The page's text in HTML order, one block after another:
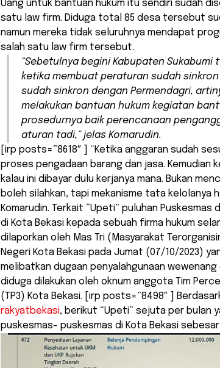
Uang untuk bantuan hukum itu sendiri sudah
satu law firm. Diduga total 85 desa tersebut
namun mereka tidak seluruhnya mendapat
salah satu law firm tersebut.
“Sebetulnya begini Kabupaten Sukabumi
ketika membuat peraturan sudah sinkron
sudah sinkron dengan Permendagri,
melakukan bantuan hukum kegiatan
prosedurnya baik perencanaan
aturan tadi,” jelas Komarudin.
[irp posts=”8618″ ] “Ketika anggaran sudah
proses pengadaan barang dan jasa. Kemudian
kalau ini dibayar dulu kerjanya mana. Bukan
boleh silahkan, tapi mekanisme tata kelolanya
Komarudin. Terkait “Upeti” puluhan Puskesmas
di Kota Bekasi kepada sebuah firma hukum
dilaporkan oleh Mas Tri (Masyarakat
Negeri Kota Bekasi pada Jumat (07/10/2023)
melibatkan dugaan penyalahgunaan wewenang
diduga dilakukan oleh oknum anggota Tim
(TP3) Kota Bekasi. [irp posts=”8498″ ]
rakyatbekasi, berikut “Upeti” sejuta per bulan
puskesmas- puskesmas di Kota Bekasi